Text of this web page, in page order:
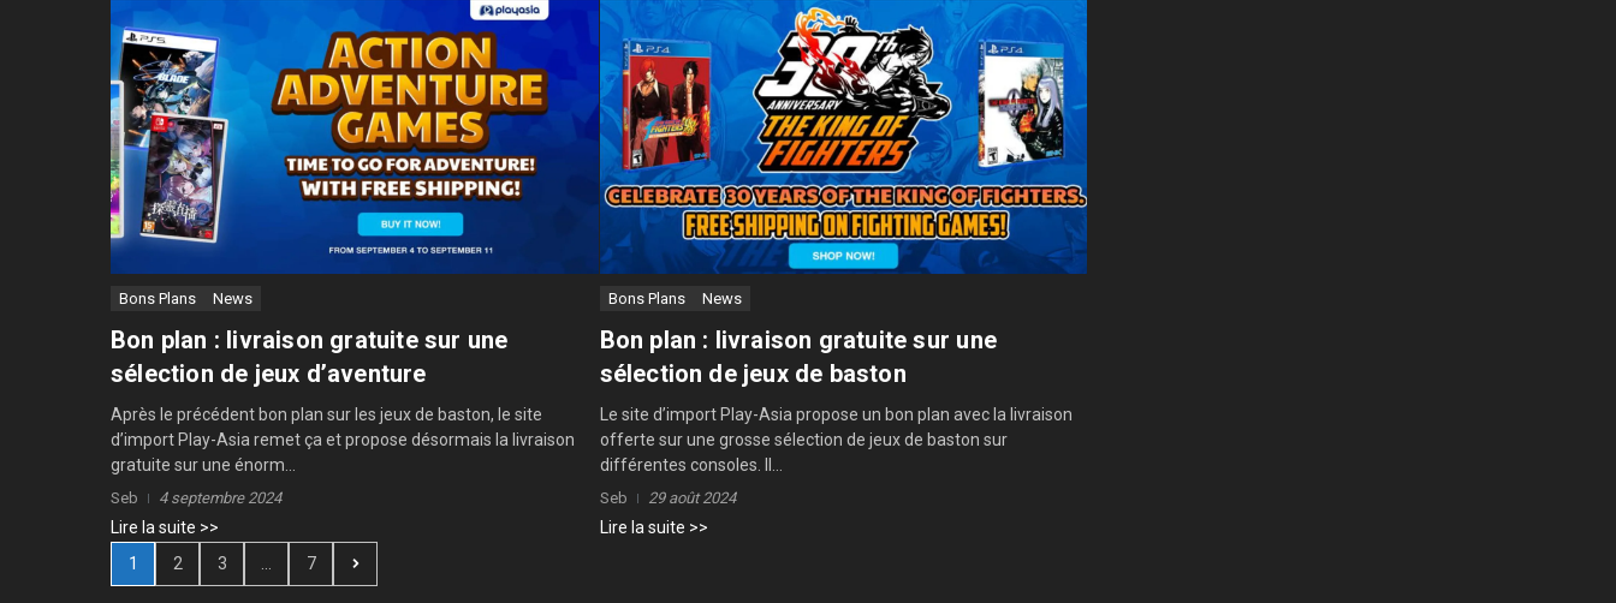
Bons Plans News
Bon plan : livraison gratuite sur une
sélection de jeux d’aventure
Après le précédent bon plan sur les jeux de baston, le site
d’import Play-Asia remet ça et propose désormais la livraison
gratuite sur une énorm...
Seb 4 septembre 2024
Lire la suite >>
Bons Plans News
Bon plan : livraison gratuite sur une
sélection de jeux de baston
Le site d’import Play-Asia propose un bon plan avec la livraison
offerte sur une grosse sélection de jeux de baston sur
différentes consoles. Il...
Seb 29 août 2024
Lire la suite >>
1
2 3 7